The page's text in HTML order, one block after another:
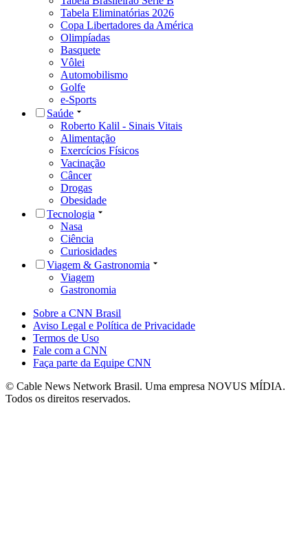
Tabela Eliminatórias 2026
Copa Libertadores da América
Olimpíadas
Basquete
Vôlei
Automobilismo
Golfe
e-Sports
Saúde
Roberto Kalil - Sinais Vitais
Alimentação
Exercícios Físicos
Vacinação
Câncer
Drogas
Obesidade
Tecnologia
Nasa
Ciência
Curiosidades
Viagem & Gastronomia
Viagem
Gastronomia
Sobre a CNN Brasil
Aviso Legal e Política de Privacidade
Termos de Uso
Fale com a CNN
Faça parte da Equipe CNN
© Cable News Network Brasil. Uma empresa NOVUS MÍDIA.
Todos os direitos reservados.